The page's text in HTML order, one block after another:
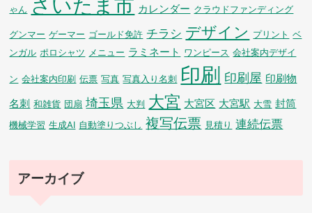
ゃん さいたま市 カレンダー クラウドファンディング
グンマー ゲーマー ゴールド免許 チラシ デザイン プリント ベ
ンガル ポロシャツ メニュー ラミネート ワンピース 会社案内デザイ
ン 会社案内印刷 伝票 写真 写真入り名刺 印刷 印刷屋 印刷物
名刺 和雑貨 団扇 埼玉県 大判 大宮 大宮区 大宮駅 大雪 封筒
機械学習 生成AI 自動塗りつぶし 複写伝票 見積り 連続伝票
アーカイブ